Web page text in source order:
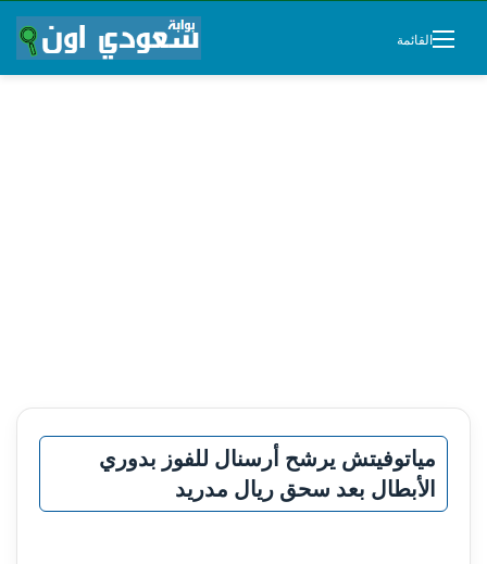
القائمة
مياتوفيتش يرشح أرسنال للفوز بدوري
الأبطال بعد سحق ريال مدريد